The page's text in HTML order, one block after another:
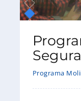
Segura
Programa